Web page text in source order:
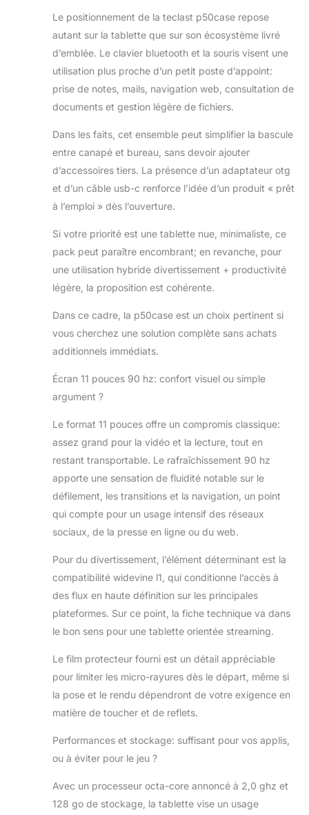
d'image. Grâce à la technologie incell
10 points touch, l'expérience tactile
15 + Processeur Octa-Core】La
tablette tactile avec la dernière version
d'Android 15 (certifiée GMS), plus
fluide et plus rapide, qui vous permet
vos données. Une optimisation plus
intelligente de l'IA, un nouveau mode
tactile gestuel, un mode sombre
global et d'autres nouvelles
fonctionnalités rendent votre tablette
plus personnalisée. La tablette est
octa-core (2×A75+6×A55) + GPU
Mali-G57 pour une commutation
et les jeux. 🌈【12Go RAM + 128Go
ROM+ 2To Extensible】Le tablette
mémoire vive de 12 Go (4 Go LPDDR4
+ 8 Go de mémoire extensible) et
d'une mémoire ROM de 128 Go. La
capacité de stockage jusqu'à 2 To
pour une meilleure expérience
haute vitesse sont disponibles pour le
stockage de jeux et d'œuvres
audiovisuelles de grande envergure.
Écouter de la musique et regarder des
vidéos procure une expérience plus
intense, comme si vous y étiez. Vous
pouvez profiter de services stables et
de vos applications préférées. 🔋
【7000mAh Batterie+WiFi 2.4GHz /
positionnement GPS, navigation
extérieure plus précise, voyages et
randonnées pour maîtriser l'itinéraire à
tout moment. La batterie de 7000
mAh de la tablette P50Case peut être
utilisée pendant 10 à 12 heures en
continu avec une luminosité standard,
ce qui évite de devoir la recharger
fréquemment lors des voyages
d'affaires. ✨【Double Caméra + Haut-
Parleurs Immersifs】La android tablet
MP et d'un appareil photo de 5 MP
pour capturer vos moments précieux
conversations vidéo. La tablette 11
pouces android est équipée de deux
Le positionnement de la teclast p50case repose
autant sur la tablette que sur son écosystème livré
d’emblée. Le clavier bluetooth et la souris visent une
utilisation plus proche d’un petit poste d’appoint:
prise de notes, mails, navigation web, consultation de
documents et gestion légère de fichiers.
Dans les faits, cet ensemble peut simplifier la bascule
entre canapé et bureau, sans devoir ajouter
d’accessoires tiers. La présence d’un adaptateur otg
et d’un câble usb-c renforce l’idée d’un produit « prêt
à l’emploi » dès l’ouverture.
Si votre priorité est une tablette nue, minimaliste, ce
pack peut paraître encombrant; en revanche, pour
une utilisation hybride divertissement + productivité
légère, la proposition est cohérente.
Dans ce cadre, la p50case est un choix pertinent si
vous cherchez une solution complète sans achats
additionnels immédiats.
Écran 11 pouces 90 hz: confort visuel ou simple
argument ?
Le format 11 pouces offre un compromis classique:
assez grand pour la vidéo et la lecture, tout en
restant transportable. Le rafraîchissement 90 hz
apporte une sensation de fluidité notable sur le
défilement, les transitions et la navigation, un point
qui compte pour un usage intensif des réseaux
sociaux, de la presse en ligne ou du web.
Pour du divertissement, l’élément déterminant est la
compatibilité widevine l1, qui conditionne l’accès à
des flux en haute définition sur les principales
plateformes. Sur ce point, la fiche technique va dans
le bon sens pour une tablette orientée streaming.
Le film protecteur fourni est un détail appréciable
pour limiter les micro-rayures dès le départ, même si
la pose et le rendu dépendront de votre exigence en
matière de toucher et de reflets.
Performances et stockage: suffisant pour vos applis,
ou à éviter pour le jeu ?
Avec un processeur octa-core annoncé à 2,0 ghz et
128 go de stockage, la tablette vise un usage